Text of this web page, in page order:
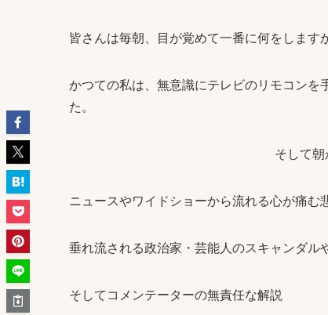
皆さんは毎朝、目が覚めて一番に何をします
かつての私は、無意識にテレビのリモコンを
た。
そして朝
ニュースやワイドショーから流れる心が痛む
垂れ流される政治家・芸能人のスキャンダル
そしてコメンテーターの無責任な解説